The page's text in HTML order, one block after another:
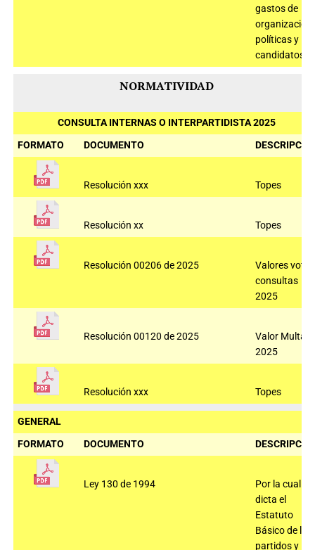
gastos de
políticas y
candidatos
NORMATIVIDAD
CONSULTA INTERNAS O INTERPARTIDISTA 2025
FORMATO
DOCUMENTO
Resolución xxx Topes
Resolución xx Topes
Resolución 00206 de 2025
Valores votos
consultas
2025
Resolución 00120 de 2025
Valor Multas
2025
Resolución xxx Topes
GENERAL
FORMATO
DOCUMENTO
Ley 130 de 1994
Por la cual se
dicta el
Estatuto
Básico de los
partidos y